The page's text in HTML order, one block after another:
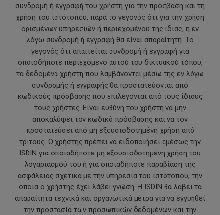
συνδρομή ή εγγραφή του χρήστη για την πρόσβαση και τη
χρήση του ιστότοπου, παρά το γεγονός ότι για την χρήση
ορισμένων υπηρεσιών ή περιεχομένου της ίδιας, η εν
λόγω συνδρομή ή εγγραφή θα είναι απαραίτητη. Το
γεγονός ότι απαιτείται συνδρομή ή εγγραφή για
οποιοδήποτε περιεχόμενο αυτού του δικτυακού τόπου,
τα δεδομένα χρήστη που λαμβάνονται μέσω της εν λόγω
συνδρομής ή εγγραφής θα προστατεύονται από
κωδικούς πρόσβασης που επιλέγονται από τους ίδιους
τους χρήστες. Είναι ευθύνη του χρήστη να μην
αποκαλύψει τον κωδικό πρόσβασης και να τον
προστατεύσει από μη εξουσιοδοτημένη χρήση από
τρίτους. Ο χρήστης πρέπει να ειδοποιήσει αμέσως την
ISDIN για οποιαδήποτε μη εξουσιοδοτημένη χρήση του
λογαριασμού του ή για οποιαδήποτε παραβίαση της
ασφάλειας σχετικά με την υπηρεσία του ιστότοπου, την
οποία ο χρήστης έχει λάβει γνώση. Η ISDIN θα λάβει τα
απαραίτητα τεχνικά και οργανωτικά μέτρα για να εγγυηθεί
την προστασία των προσωπικών δεδομένων και την